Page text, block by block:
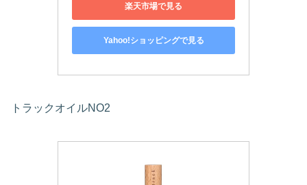
楽天市場で見る
Yahoo!ショッピングで見る
トラックオイルNO2